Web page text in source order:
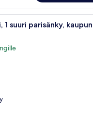
Signature-
suuri parisänky,